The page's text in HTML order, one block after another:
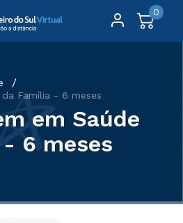
0
Família - 6 meses
em Saúde
6 meses